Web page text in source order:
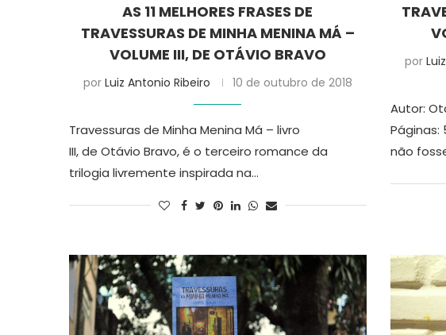
AS 11 MELHORES FRASES DE
TRAVESSURAS DE MINHA MENINA MÁ –
VOLUME III, DE OTÁVIO BRAVO
por Luiz Antonio Ribeiro 10 de outubro de 2018
Travessuras de Minha Menina Má – livro
III, de Otávio Bravo, é o terceiro romance da
trilogia livremente inspirada na…
por
Autor:
não